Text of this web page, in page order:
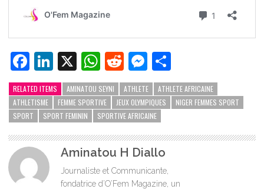
Facebook
LinkedIn
X WhatsApp
RedditMessenger
RELATED ITEMS AMINATOU SEYNI ATHLETE
ATHLETE AFRICAINE
ATHLETISME
FEMME SPORTIVE JEUX OLYMPIQUES
NIGER FEMMES SPORT
SPORT
SPORT FEMININ SPORTIVE AFRICAINE
Aminatou H Diallo
Journaliste et Communicante,
fondatrice d’O’Fem Magazine, un